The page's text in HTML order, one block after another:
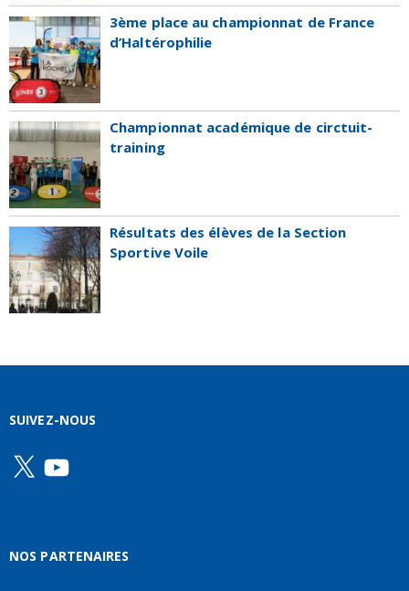
3ème place au championnat de France
d’Haltérophilie
Championnat académique de circtuit-
training
Résultats des élèves de la Section
Sportive Voile
SUIVEZ-NOUS
X YouTube
NOS PARTENAIRES